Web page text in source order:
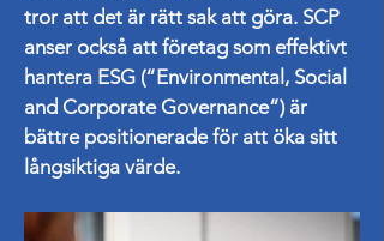
tror att det är rätt sak att göra. SCP
anser också att företag som effektivt
hantera ESG (“Environmental, Social
and Corporate Governance”) är
bättre positionerade för att öka sitt
långsiktiga värde.